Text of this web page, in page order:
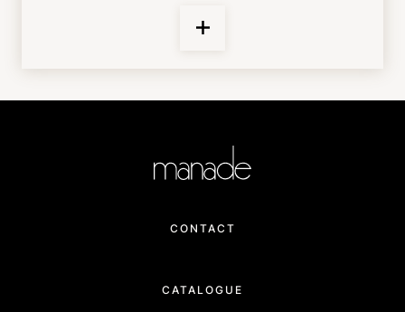
CONTACT
CATALOGUE